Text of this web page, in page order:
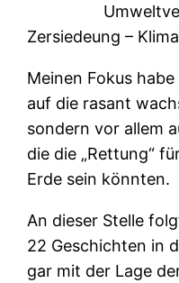
Zersiedeung –
Meinen Fokus
auf die rasant
sondern vor allem
die die „Rettung“
Erde sein könnten.
An dieser Stelle
22 Geschichten in
gar mit der Lage